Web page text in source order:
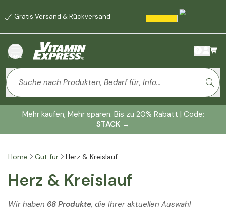
Gratis Versand & Rückversand
Menü
Mehr kaufen, Mehr sparen. Bis zu 20% Rabatt | Code:
STACK →
Home Gut für Herz & Kreislauf
Herz & Kreislauf
Wir haben 68 Produkte, die Ihrer aktuellen Auswahl